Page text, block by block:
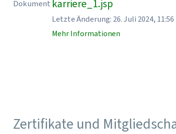
Dokument karriere_1.jsp
Letzte Änderung: 26. Juli 2024,
Mehr Informationen
Zertifikate und